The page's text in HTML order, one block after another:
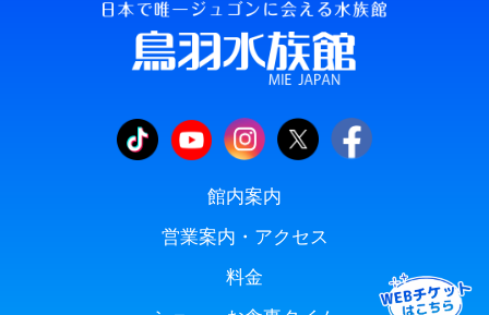
館内案内
営業案内・アクセス
料金